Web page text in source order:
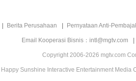
Berita Perusahaan Pernyataan Anti-
Email Kooperasi Bisnis：intl@mgtv.com
Copyright 2006-2026 mgtv.com
Happy Sunshine Interactive Entertainment